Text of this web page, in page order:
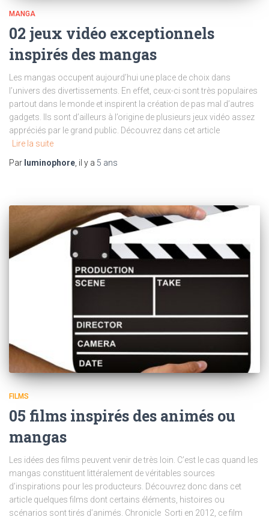
MANGA
02 jeux vidéo exceptionnels
inspirés des mangas
Les mangas occupent aujourd’hui une place de choix dans
l’univers des divertissements. En effet, ceux-ci sont très populaires
partout dans le monde et inspirent la création de pas mal d’autres
gadgets. Ils sont d’ailleurs à l’origine de plusieurs jeux vidéo assez
appréciés par le grand public. Découvrez dans cet article
Lire la suite
Par luminophore , il y a 5 ans
FILMS
05 films inspirés des animés ou
mangas
Les idées des films peuvent venir de très loin. C’est le cas quand les
mangas constituent littéralement de véritables sources
d’inspirations pour les producteurs. Découvrez donc dans cet
article quelques films dont certains éléments, histoires ou
scénarios sont tirés d’animés. Chronicle Sorti en 2012, ce film